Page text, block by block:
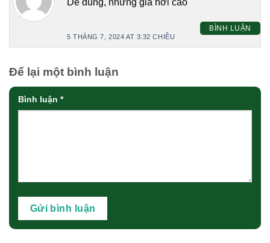
Dễ dùng, nhưng giá hơi cao
5 THÁNG 7, 2024 AT 3:32 CHIỀU
BÌNH LUẬN
Để lại một bình luận
Bình luận *